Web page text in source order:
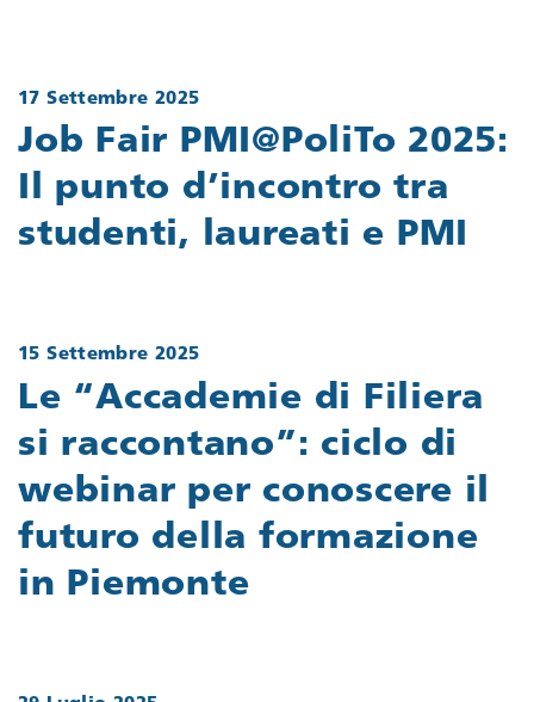
17 Settembre 2025
Job Fair PMI@PoliTo 2025:
Il punto d’incontro tra
studenti, laureati e PMI
15 Settembre 2025
Le “Accademie di Filiera
si raccontano”: ciclo di
webinar per conoscere il
futuro della formazione
in Piemonte